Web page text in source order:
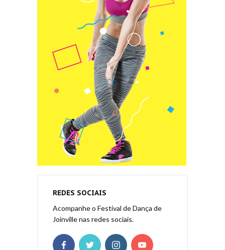
REDES SOCIAIS
Acompanhe o Festival de Dança de
Joinville nas redes sociais.